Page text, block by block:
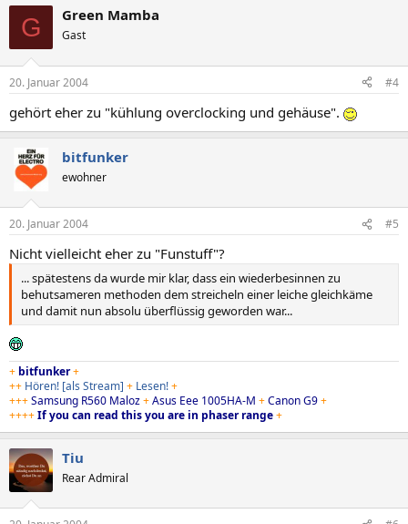
G Green Mamba
Gast
20. Januar 2004 #4
gehört eher zu "kühlung overclocking und gehäuse".
bitfunker
ewohner
20. Januar 2004 #5
Nicht vielleicht eher zu "Funstuff"?
... spätestens da wurde mir klar, dass ein wiederbesinnen zu
behutsameren methoden dem streicheln einer leiche gleichkäme
und damit nun absolu überflüssig geworden war...
+ bitfunker+
++ Hören! [als Stream] + Lesen!+
+++Samsung R560 Maloz+Asus Eee 1005HA-M +Canon G9+
++++If you can read this you are in phaser range+
Tiu
Rear Admiral